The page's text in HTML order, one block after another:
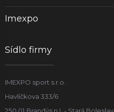
Imexpo
Sídlo firmy
IMEXPO sport s.r.o.
Havlíčkova 333/6